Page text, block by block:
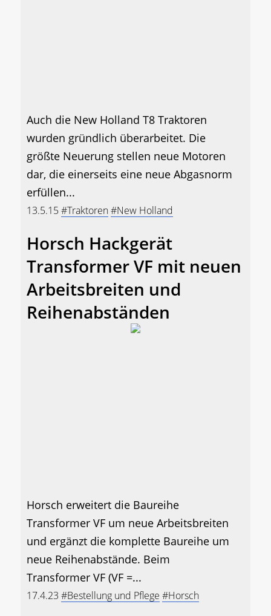
Auch die New Holland T8 Traktoren
wurden gründlich überarbeitet. Die
größte Neuerung stellen neue Motoren
dar, die einerseits eine neue Abgasnorm
erfüllen...
13.5.15#Traktoren#New Holland
Horsch Hackgerät
Transformer VF mit neuen
Arbeitsbreiten und
Reihenabständen
Horsch erweitert die Baureihe
Transformer VF um neue Arbeitsbreiten
und ergänzt die komplette Baureihe um
neue Reihenabstände. Beim
Transformer VF (VF =...
17.4.23 #Bestellung und Pflege #Horsch